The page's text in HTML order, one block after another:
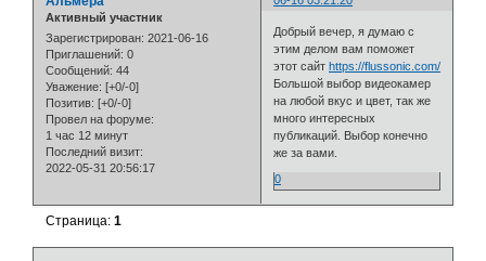
Активный участник
Зарегистрирован: 2021-06-16
Приглашений: 0
Сообщений: 44
Уважение: [+0/-0]
Позитив: [+0/-0]
Провел на форуме:
1 час 12 минут
Последний визит:
2022-05-31 20:56:17
Добрый вечер, я думаю с
этим делом вам поможет
этот сайтhttps://flussonic.com/
Большой выбор видеокамер
на любой вкус и цвет, так же
много интересных
публикаций. Выбор конечно
же за вами.
0
Страница:1